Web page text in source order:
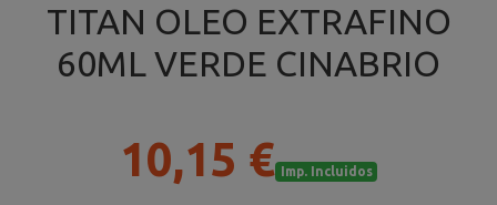
TITAN OLEO EXTRAFINO
60ML VERDE CINABRIO
10,15 € Imp. Incluidos